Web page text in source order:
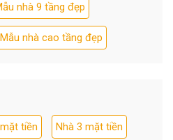
nhà 9 tầng đẹp
Mẫu nhà cao tầng đẹp
tiền Nhà 3 mặt tiền